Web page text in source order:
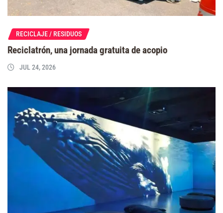
RECICLAJE / RESIDUOS
Reciclatrón, una jornada gratuita de acopio
JUL 24, 2026